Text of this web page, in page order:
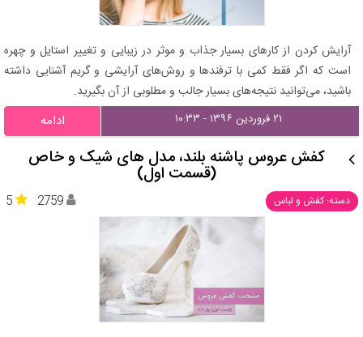
آرایش کردن از کارهای بسیار جذاب و موثر در زیبایی و تغییر استایل و چهره
است که اگر فقط کمی با ترفندها و روش‌های آرایشی و گریم آشنایی داشته
باشید، می‌توانید نتیجه‌های بسیار جالب و مطلوبی از آن بگیرید.
۲۱ فروردین ۱۳۹۶ - ۱۰:۳۳ ادامه
کفش عروس پاشنه بلند، مدل های شیک و خاص
(قسمت اول)
دسته: کفش و لباس 5 2759